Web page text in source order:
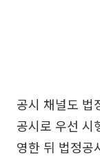
공시 채널도 법
공시로 우선 시
영한 뒤 법정공